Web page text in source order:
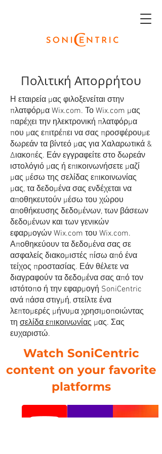
Πολιτική Απορρήτου
Η εταιρεία μας φιλοξενείται στην
πλατφόρμα Wix.com. Το Wix.com μας
παρέχει την ηλεκτρονική πλατφόρμα
που μας επιτρέπει να σας προσφέρουμε
δωρεάν τα βίντεό μας για Χαλαρωτικά &
Διακοπές. Εάν εγγραφείτε στο δωρεάν
ιστολόγιό μας ή επικοινωνήσετε μαζί
μας μέσω της σελίδας επικοινωνίας
μας, τα δεδομένα σας ενδέχεται να
αποθηκευτούν μέσω του χώρου
αποθήκευσης δεδομένων, των βάσεων
δεδομένων και των γενικών
εφαρμογών Wix.com του Wix.com.
Αποθηκεύουν τα δεδομένα σας σε
ασφαλείς διακομιστές πίσω από ένα
τείχος προστασίας. Εάν θέλετε να
διαγραφούν τα δεδομένα σας από τον
ιστότοπο ή την εφαρμογή SoniCentric
ανά πάσα στιγμή, στείλτε ένα
λεπτομερές μήνυμα χρησιμοποιώντας
τη σελίδα επικοινωνίας μας. Σας
ευχαριστώ.
Watch SoniCentric
content on your favorite
platforms